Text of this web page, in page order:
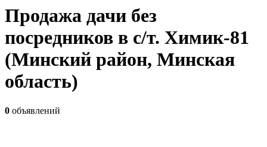
Продажа дачи без
посредников в с/т. Химик-81
(Минский район, Минская
область)
0 объявлений